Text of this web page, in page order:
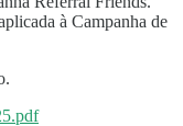
de pais e filhos no
à Campanha de